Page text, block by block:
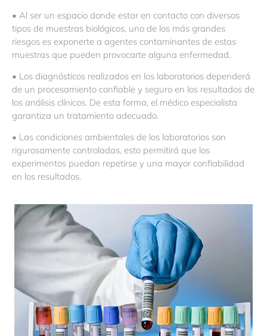
• Al ser un espacio donde estar en contacto con diversos
tipos de muestras biológicos, uno de los más grandes
riesgos es exponerte a agentes contaminantes de estas
muestras que pueden provocarte alguna enfermedad.
• Los diagnósticos realizados en los laboratorios dependerá
de un procesamiento confiable y seguro en los resultados de
los análisis clínicos. De esta forma, el médico especialista
garantiza un tratamiento adecuado.
• Las condiciones ambientales de los laboratorios son
rigurosamente controladas, esto permitirá que los
experimentos puedan repetirse y una mayor confiabilidad
en los resultados.